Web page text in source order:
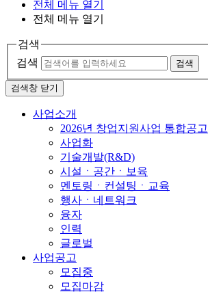
전체 메뉴 열기
전체 메뉴 열기
검색
검색
검색
검색창 닫기
사업소개
2026년 창업지원사업 통합공고
사업화
기술개발(R&D)
시설ㆍ공간ㆍ보육
멘토링ㆍ컨설팅ㆍ교육
행사ㆍ네트워크
융자
인력
글로벌
사업공고
모집중
모집마감